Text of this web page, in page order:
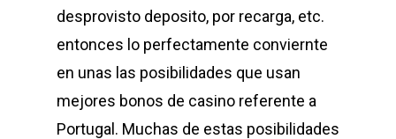
desprovisto deposito, por recarga, etc.
entonces lo perfectamente conviernte
en unas las posibilidades que usan
mejores bonos de casino referente a
Portugal. Muchas de estas posibilidades
Armour Series
Benches
Multi Gym
Sports Equipment
Children Play
Miscellaneous
Medical
Equipments
Contact